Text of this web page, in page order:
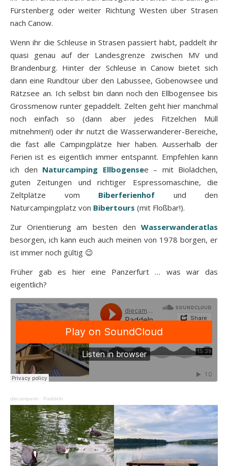
Fürstenberg oder weiter Richtung Westen über Strasen
nach Canow.
Wenn ihr die Schleuse in Strasen passiert habt, paddelt ihr
quasi genau auf der Landesgrenze zwischen MV und
Brandenburg. Hinter der Schleuse in Canow bietet sich
dann eine Rundtour über den Labussee, Gobenowsee und
Rätzsee an. Ich selbst bin dann noch den Ellbogensee bis
Grossmenow runter gepaddelt. Zelten geht hier manchmal
noch einfach so (dann aber jedes Fitzelchen Müll
mitnehmen!) oder ihr nutzt die Wasserwanderer-Bereiche,
die fast alle Campingplätze hier haben. Ausserhalb der
Ferien ist es eigentlich immer entspannt. Empfehlen kann
ich den Naturcamping Ellbogensee – mit Biolädchen,
guten Zeitungen und richtiger Espressomaschine, die
Zeltplätze vom Biberferienhof und den
Naturcampingplatz von Bibertours (mit Floßbar!).
Zur Orientierung am besten den Wasserwanderatlas
besorgen, ich kann euch auch meinen von 1978 borgen, er
ist immer noch gültig 😉
Früher gab es hier eine Panzerfurt … was war das
eigentlich?
diecamperin · Paddeln